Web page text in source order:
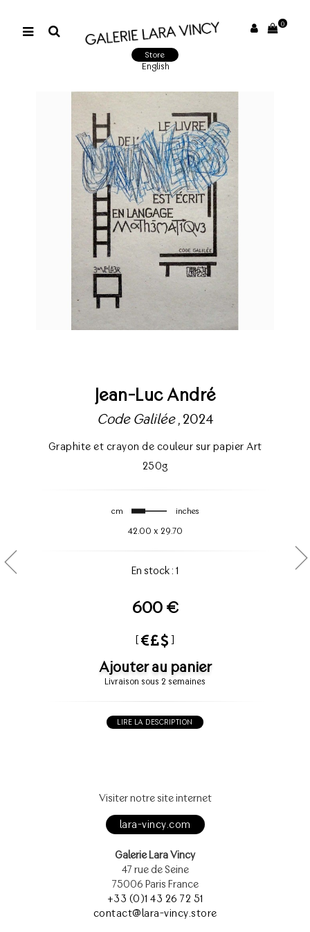
0
Store
English
Jean-Luc André
Code Galilée, 2024
Graphite et crayon de couleur sur papier Art
250g
cm inches
42.00 x 29.70
En stock : 1
600 €
[ ]
Ajouter au panier
Livraison sous 2 semaines
LIRE LA DESCRIPTION
Visiter notre site internet
lara-vincy.com
Galerie Lara Vincy
47 rue de Seine
75006 Paris France
+33 (0)1 43 26 72 51
contact@lara-vincy.store